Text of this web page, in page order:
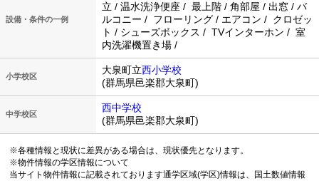
設備・条件の一例
立 / 温水洗浄便座 / 最上階 / 角部屋 / 出窓 / バ
ルコニー / フローリング / エアコン / クロゼッ
ト / シューズボックス / TVインターホン / 室
内洗濯機置き場 /
小学校区
大泉町立西小学校
(群馬県邑楽郡大泉町)
中学校区
西中学校
(群馬県邑楽郡大泉町)
※各種情報と現状に差異がある場合は、現状優先となります。
※物件情報の学区情報について
当サイト物件情報に記載されております通学区域(学区)情報は、国土数値情報